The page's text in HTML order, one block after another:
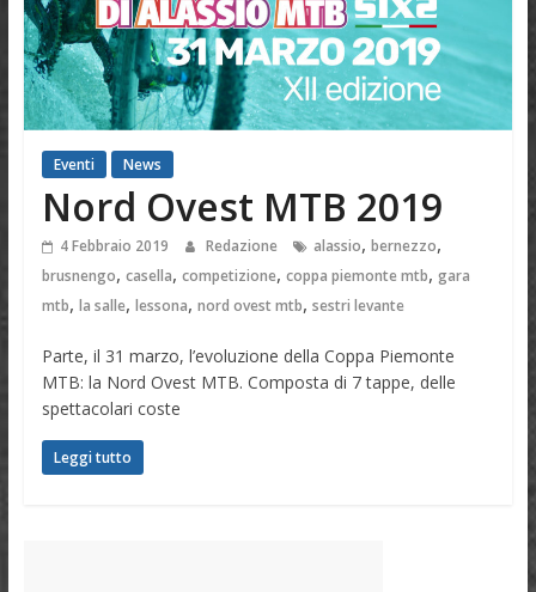
Eventi News
Nord Ovest MTB 2019
4 Febbraio 2019 Redazione alassio, bernezzo,
brusnengo, casella, competizione, coppa piemonte mtb, gara
mtb, la salle, lessona, nord ovest mtb, sestri levante
Parte, il 31 marzo, l’evoluzione della Coppa Piemonte
MTB: la Nord Ovest MTB. Composta di 7 tappe, delle
spettacolari coste
Leggi tutto